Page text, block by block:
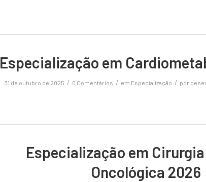
Especialização em
31 de outubro de 2025 / 0 Comentários / em Especialização / por
Especialização em
Oncológica 2026